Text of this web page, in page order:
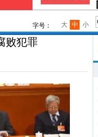
字号： 小
中
大
败犯罪